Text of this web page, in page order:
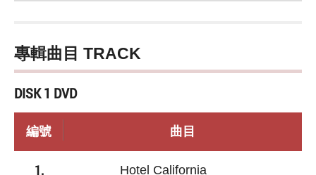
專輯曲目 TRACK
DISK 1 DVD
編號 曲目
1. Hotel California